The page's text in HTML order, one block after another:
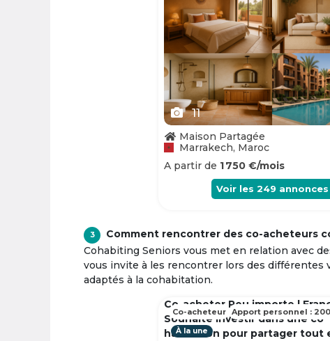
11
Maison Partagée
Marrakech, Maroc
A partir de 1 750 €/mois
Voir les 249 annonces
3
Comment rencontrer des co-acheteurs
Cohabiting Seniors vous met en relation avec
vous invite à les rencontrer lors des différentes
adaptés à la cohabitation.
Co-acheter Peu importe |
Souhaite investir dans une co
habitation pour partager tout
À la une
Co-acheteur Apport personnel :